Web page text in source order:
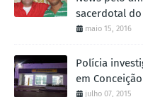
sacerdotal do
maio 15, 2016
Polícia
em
julho 07, 2015